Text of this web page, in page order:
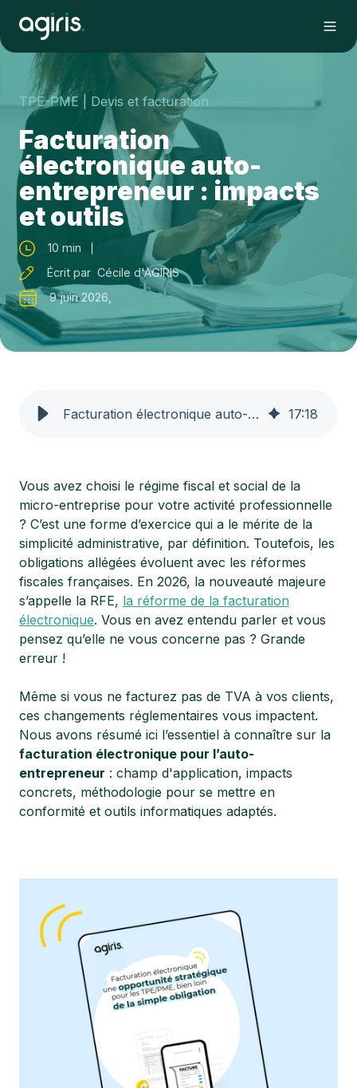
TPE-PME | Devis et facturation
Facturation
électronique auto-
entrepreneur : impacts
et outils
10 min
Écrit par Cécile d'AGIRIS
9 juin 2026,
Facturation électronique auto-entrepreneur : impacts et outils 17:18
Vous avez choisi le régime fiscal et social de la
micro-entreprise pour votre activité professionnelle
? C’est une forme d’exercice qui a le mérite de la
simplicité administrative, par définition. Toutefois, les
obligations allégées évoluent avec les réformes
fiscales françaises. En 2026, la nouveauté majeure
s’appelle la RFE, la réforme de la facturation
électronique. Vous en avez entendu parler et vous
pensez qu’elle ne vous concerne pas ? Grande
erreur !
Même si vous ne facturez pas de TVA à vos clients,
ces changements réglementaires vous impactent.
Nous avons résumé ici l’essentiel à connaître sur la
facturation électronique pour l’auto-
entrepreneur : champ d'application, impacts
concrets, méthodologie pour se mettre en
conformité et outils informatiques adaptés.